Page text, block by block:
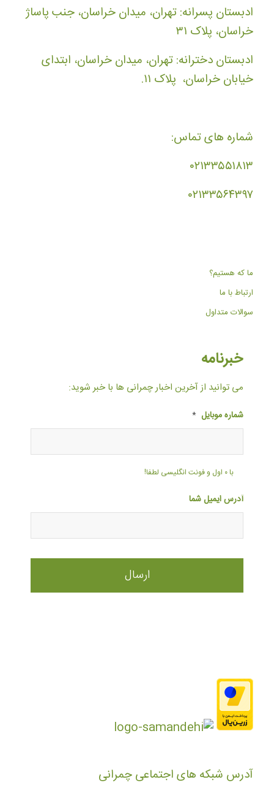
ادبستان پسرانه: تهران، میدان خراسان، جنب پاساژ
خراسان، پلاک ۳۱
ادبستان دخترانه: تهران، میدان خراسان، ابتدای
خیابان خراسان، پلاک ۱۱.
شماره های تماس:
۰۲۱۳۳۵۵۱۸۱۳
۰۲۱۳۳۵۶۴۳۹۷
ما که هستیم؟
ارتباط با ما
سوالات متداول
خبرنامه
می توانید از آخرین اخبار چمرانی ها با خبر شوید:
شماره موبایل *
با ۰ اول و فونت انگلیسی لطفا!
آدرس ایمیل شما
آدرس شبکه های اجتماعی چمرانی